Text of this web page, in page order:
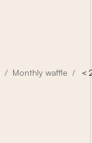
Monthly waffle ＜